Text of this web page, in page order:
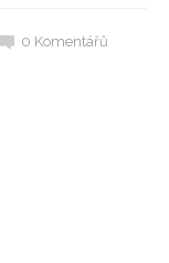
0 Komentářů